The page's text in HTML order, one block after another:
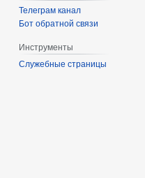
Телеграм канал
Бот обратной связи
Инструменты
Служебные страницы